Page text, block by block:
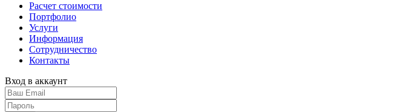
Расчет стоимости
Портфолио
Услуги
Информация
Сотрудничество
Контакты
Вход в аккаунт